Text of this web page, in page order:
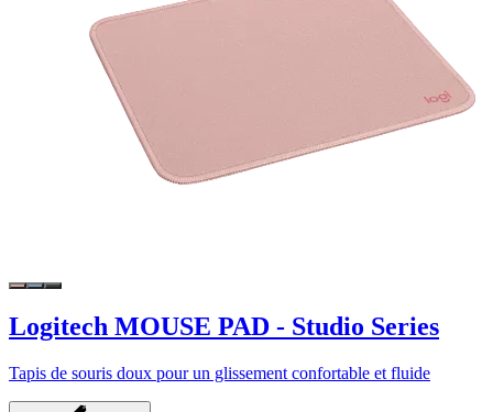
Logitech MOUSE PAD - Studio Series
Tapis de souris doux pour un glissement confortable et fluide